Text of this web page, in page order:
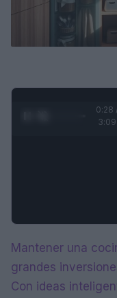
0:29
3:09
Mantener una
grandes
Con ideas